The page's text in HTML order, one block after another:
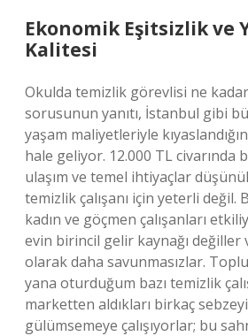
Ekonomik Eşitsizlik ve
Kalitesi
Okulda temizlik görevlisi ne
sorusunun yanıtı, İstanbul gibi
yaşam maliyetleriyle
hale geliyor. 12.000 TL civarında
ulaşım ve temel ihtiyaçlar
temizlik çalışanı için yeterli değil.
kadın ve göçmen çalışanları
evin birincil gelir kaynağı değiller
olarak daha savunmasızlar.
yana oturduğum bazı temizlik
marketten aldıkları birkaç
gülümsemeye çalışıyorlar; bu